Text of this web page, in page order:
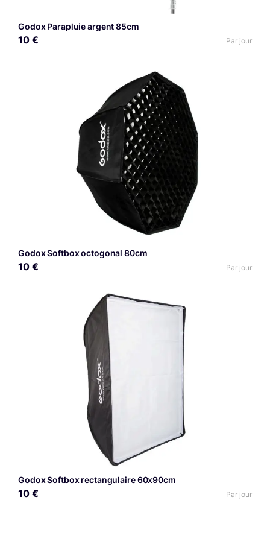
Godox Parapluie argent 85cm
10 € Par jour
Godox Softbox octogonal 80cm
10 € Par jour
Godox Softbox rectangulaire 60x90cm
10 € Par jour